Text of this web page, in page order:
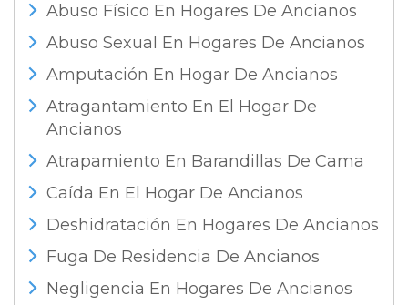
Abuso Físico En Hogares De Ancianos
Abuso Sexual En Hogares De Ancianos
Amputación En Hogar De Ancianos
Atragantamiento En El Hogar De
Ancianos
Atrapamiento En Barandillas De Cama
Caída En El Hogar De Ancianos
Deshidratación En Hogares De Ancianos
Fuga De Residencia De Ancianos
Negligencia En Hogares De Ancianos